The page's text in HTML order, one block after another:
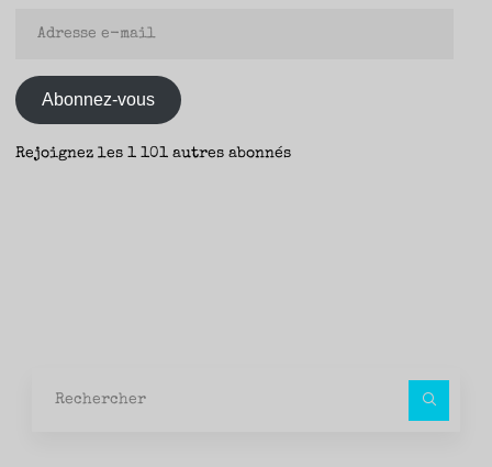
mail
Abonnez-vous
Rejoignez les 1 101 autres abonnés